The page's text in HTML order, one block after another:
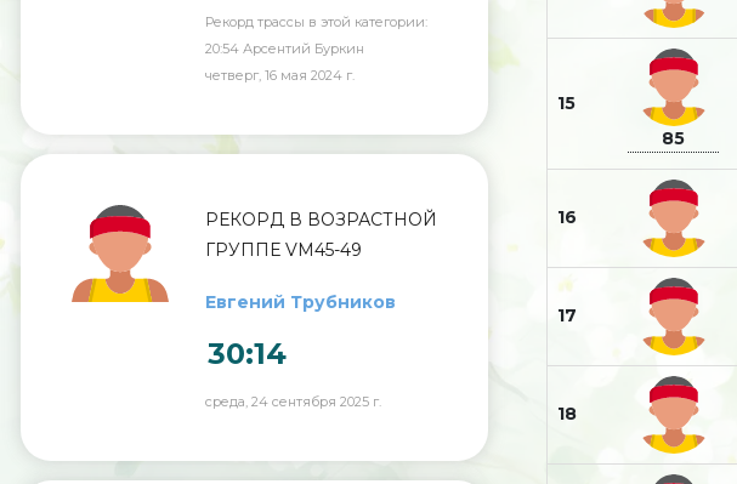
Рекорд трассы в этой категории:
20:54 Арсентий Буркин
четверг, 16 мая 2024 г.
РЕКОРД В ВОЗРАСТНОЙ
ГРУППЕ VM45-49
Евгений Трубников
30:14
среда, 24 сентября 2025 г.
15
85
16
17
18